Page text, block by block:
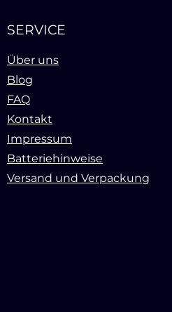
SERVICE
Über uns
Blog
FAQ
Kontakt
Impressum
Batteriehinweise
Versand und Verpackung